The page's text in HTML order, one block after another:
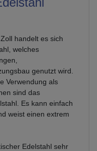
handelt es sich
welches
genutzt wird.
Verwendung als
sind das
Es kann einfach
weist einen extrem
Edelstahl sehr